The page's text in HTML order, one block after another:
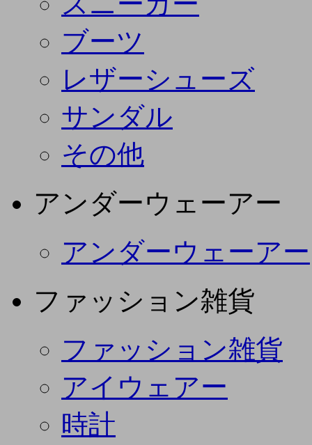
ブーツ
レザーシューズ
サンダル
その他
アンダーウェーアー
アンダーウェーアー
ファッション雑貨
ファッション雑貨
アイウェアー
時計